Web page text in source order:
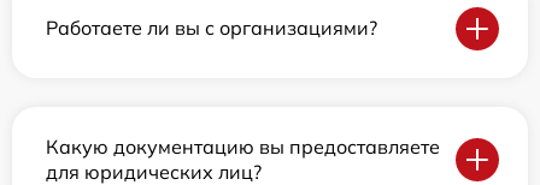
Работаете ли вы с организациями?
Какую документацию вы предоставляете
для юридических лиц?